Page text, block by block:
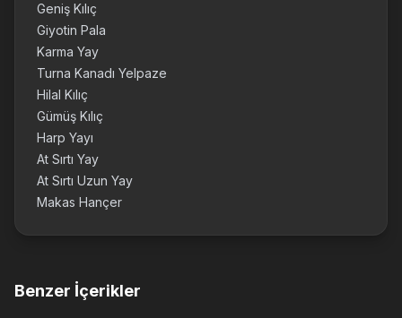
Geniş Kılıç
Giyotin Pala
Karma Yay
Turna Kanadı Yelpaze
Hilal Kılıç
Gümüş Kılıç
Harp Yayı
At Sırtı Yay
At Sırtı Uzun Yay
Makas Hançer
Benzer İçerikler